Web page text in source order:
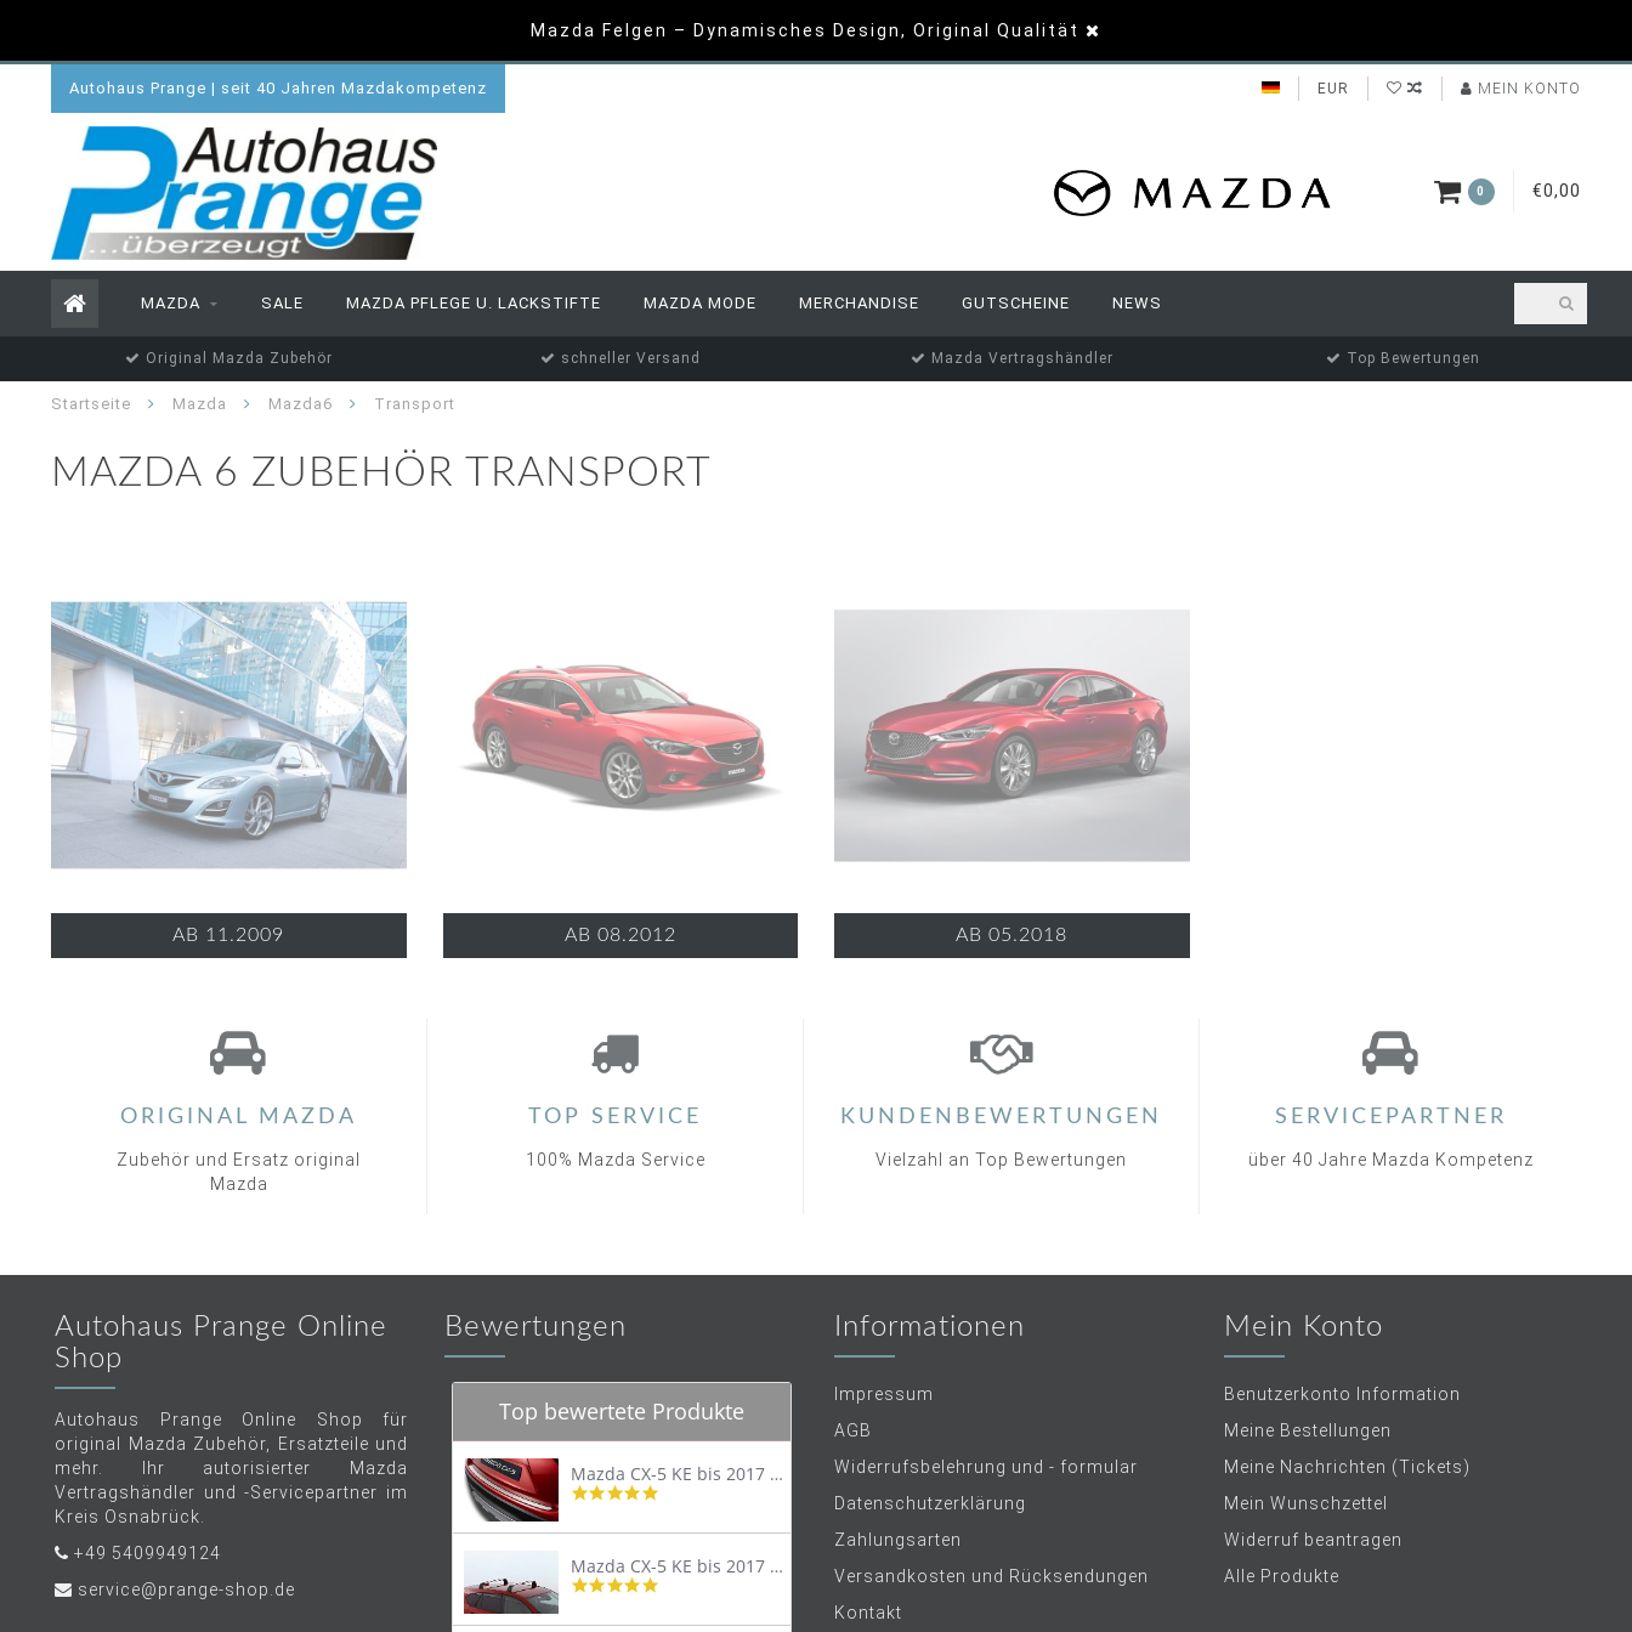
Mazda Felgen – Dynamisches Design, Original Qualität
Autohaus Prange | seit 40 Jahren Mazdakompetenz EUR MEIN KONTO
0 €0,00
MAZDA SALE MAZDA PFLEGE U. LACKSTIFTE MAZDA MODE MERCHANDISE GUTSCHEINE NEWS
Original Mazda Zubehör schneller Versand Mazda Vertragshändler Top Bewertungen
Startseite Mazda Mazda6 Transport
MAZDA 6 ZUBEHÖR TRANSPORT
AB 11.2009 AB 08.2012 AB 05.2018
ORIGINAL MAZDA
Zubehör und Ersatz original
Mazda
TOP SERVICE
100% Mazda Service
KUNDENBEWERTUNGEN
Vielzahl an Top Bewertungen
SERVICEPARTNER
über 40 Jahre Mazda Kompetenz
Autohaus Prange Online
Shop
Autohaus Prange Online Shop für
original Mazda Zubehör, Ersatzteile und
mehr. Ihr autorisierter Mazda
Vertragshändler und -Servicepartner im
Kreis Osnabrück.
+49 5409949124
service@prange-shop.de
Bewertungen
Top bewertete Produkte
Mazda CX-5 KE bis 2017 Trittschutzleiste Edelstahl original
4.8
rating
Mazda CX-5 KE bis 2017 Lastenträger Dachträger
4.9
rating
Informationen
Impressum
AGB
Widerrufsbelehrung und - formular
Datenschutzerklärung
Zahlungsarten
Versandkosten und Rücksendungen
Kontakt
Mein Konto
Benutzerkonto Information
Meine Bestellungen
Meine Nachrichten (Tickets)
Mein Wunschzettel
Widerruf beantragen
Alle Produkte